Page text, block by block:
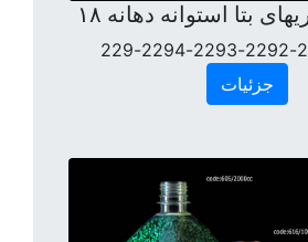
بتا استوانه دهانه ۱۸
جزئیات